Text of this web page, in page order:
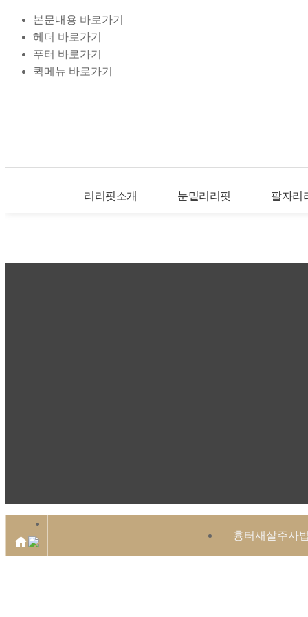
본문내용 바로가기
헤더 바로가기
푸터 바로가기
퀵메뉴 바로가기
리리핏소개 눈밑리리핏 팔자리
흉터새살주사